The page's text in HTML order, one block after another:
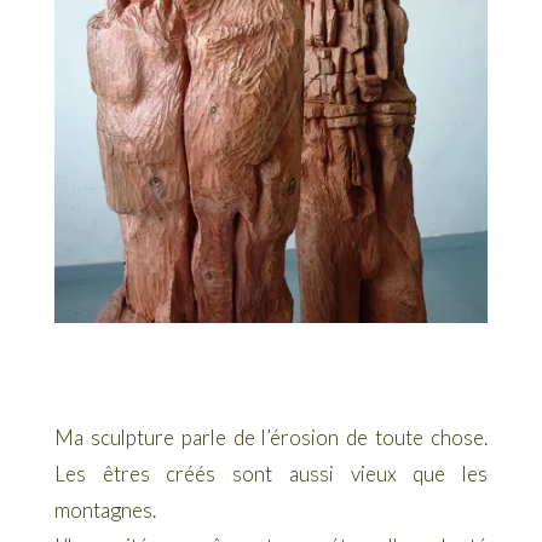
Ma sculpture parle de l’érosion de toute chose.
Les êtres créés sont aussi vieux que les
montagnes.